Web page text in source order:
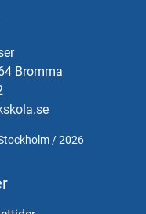
Bromma
/ 2026